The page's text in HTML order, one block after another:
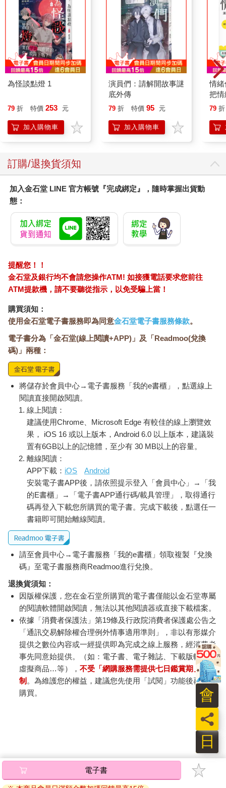
為怪談點燈 1
79 折 特價 253 元
加入購物車
演員們：請解開故事謎
底外傳
79 折 特價 95 元
加入購物車
情
把
誰
79 折
訂購/退換貨須知
加入金石堂 LINE 官方帳號『完成綁定』，隨時掌握出貨動
態：
提醒您！！
金石堂及銀行均不會請您操作ATM! 如接獲電話要求您前往
ATM提款機，請不要聽從指示，以免受騙上當！
購買須知：
使用金石堂電子書服務即為同意金石堂電子書服務條款。
電子書分為「金石堂(線上閱讀+APP)」及「Readmoo(兌換
碼)」兩種：
將儲存於會員中心→電子書服務「我的e書櫃」，點選線上
閱讀直接開啟閱讀。
線上閱讀：
建議使用Chrome、Microsoft Edge 有較佳的線上瀏覽效
果， iOS 16 或以上版本，Android 6.0 以上版本，建議裝
置有6GB以上的記憶體，至少有 30 MB以上的容量。
離線閱讀：
APP下載： iOS
Android
安裝電子書APP後，請依照提示登入「會員中心」→「我
的E書櫃」→「電子書APP通行碼/載具管理」，取得通行
碼再登入下載您所購買的電子書。完成下載後，點選任一
書籍即可開始離線閱讀。
請至會員中心→電子書服務「我的e書櫃」領取複製『兌換
碼』至電子書服務商Readmoo進行兌換。
退換貨須知：
因版權保護，您在金石堂所購買的電子書僅能以金石堂專屬
的閱讀軟體開啟閱讀，無法以其他閱讀器或直接下載檔案。
依據「消費者保護法」第19條及行政院消費者保護處公告之
「通訊交易解除權合理例外情事適用準則」，非以有形媒介
提供之數位內容或一經提供即為完成之線上服務，經消費者
事先同意始提供。（如：電子書、電子雜誌、下載版軟體、
虛擬商品…等），不受「網購服務需提供七日鑑賞期」的限
制 。為維護您的權益，建議您先使用「試閱」功能後再付款
購買。
電子書
日
員
會